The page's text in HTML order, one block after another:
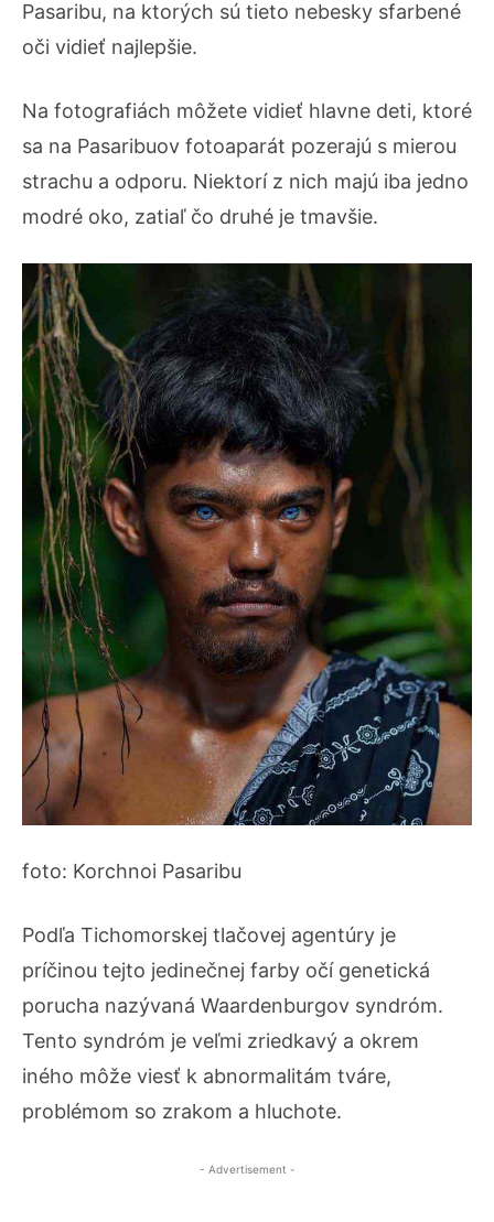
Pasaribu, na ktorých sú tieto nebesky sfarbené
oči vidieť najlepšie.
Na fotografiách môžete vidieť hlavne deti, ktoré
sa na Pasaribuov fotoaparát pozerajú s mierou
strachu a odporu. Niektorí z nich majú iba jedno
modré oko, zatiaľ čo druhé je tmavšie.
foto: Korchnoi Pasaribu
Podľa Tichomorskej tlačovej agentúry je
príčinou tejto jedinečnej farby očí genetická
porucha nazývaná Waardenburgov syndróm.
Tento syndróm je veľmi zriedkavý a okrem
iného môže viesť k abnormalitám tváre,
problémom so zrakom a hluchote.
- Advertisement -